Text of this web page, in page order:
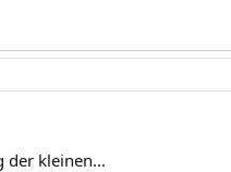
der kleinen...